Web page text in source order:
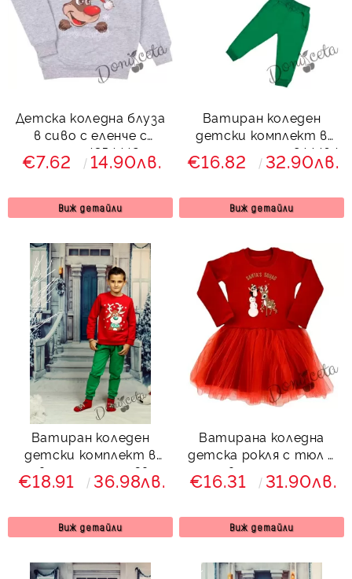
Детска коледна блуза
в сиво с еленче с
шалче 4354442
€7.62 14.90лв.
Виж детайли
Ватиран коледен
детски комплект в
зелено с еленче 844464
€16.82 32.90лв.
Виж детайли
Ватиран коледен
детски комплект в
червено и зелено Звън
с елен 7225364
€18.91 36.98лв.
Виж детайли
Ватирана коледна
детска рокля с тюл в
червено с еленче
€16.31 31.90лв.
Виж детайли